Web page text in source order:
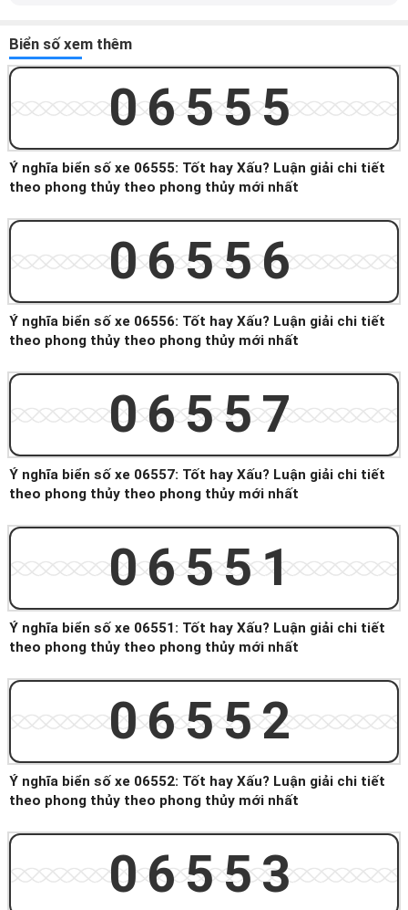
Biển số xem thêm
06555
Ý nghĩa biển số xe 06555: Tốt hay Xấu? Luận giải chi tiết
theo phong thủy theo phong thủy mới nhất
06556
Ý nghĩa biển số xe 06556: Tốt hay Xấu? Luận giải chi tiết
theo phong thủy theo phong thủy mới nhất
06557
Ý nghĩa biển số xe 06557: Tốt hay Xấu? Luận giải chi tiết
theo phong thủy theo phong thủy mới nhất
06551
Ý nghĩa biển số xe 06551: Tốt hay Xấu? Luận giải chi tiết
theo phong thủy theo phong thủy mới nhất
06552
Ý nghĩa biển số xe 06552: Tốt hay Xấu? Luận giải chi tiết
theo phong thủy theo phong thủy mới nhất
06553